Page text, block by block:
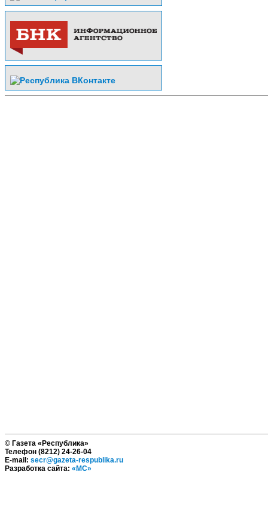
© Газета «Республика»
Телефон (8212) 24-26-04
E-mail: secr@gazeta-respublika.ru
Разработка сайта: «МС»